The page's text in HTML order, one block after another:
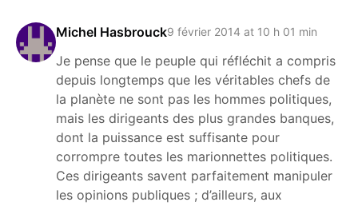
Michel Hasbrouck9 février 2014 at 10 h 01 min
Je pense que le peuple qui réfléchit a compris
depuis longtemps que les véritables chefs de
la planète ne sont pas les hommes politiques,
mais les dirigeants des plus grandes banques,
dont la puissance est suffisante pour
corrompre toutes les marionnettes politiques.
Ces dirigeants savent parfaitement manipuler
les opinions publiques ; d’ailleurs, aux